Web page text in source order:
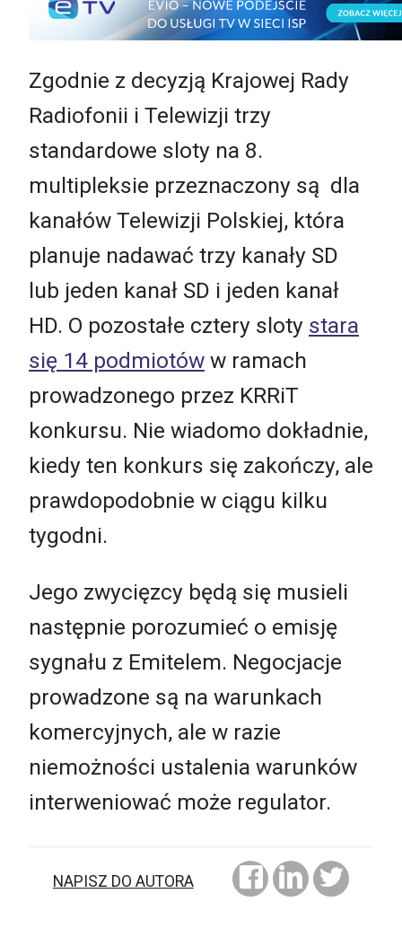
Zgodnie z decyzją Krajowej Rady
Radiofonii i Telewizji trzy
standardowe sloty na 8.
multipleksie przeznaczony są dla
kanałów Telewizji Polskiej, która
planuje nadawać trzy kanały SD
lub jeden kanał SD i jeden kanał
HD. O pozostałe cztery sloty stara
się 14 podmiotów w ramach
prowadzonego przez KRRiT
konkursu. Nie wiadomo dokładnie,
kiedy ten konkurs się zakończy, ale
prawdopodobnie w ciągu kilku
tygodni.
Jego zwycięzcy będą się musieli
następnie porozumieć o emisję
sygnału z Emitelem. Negocjacje
prowadzone są na warunkach
komercyjnych, ale w razie
niemożności ustalenia warunków
interweniować może regulator.
NAPISZ DO AUTORA